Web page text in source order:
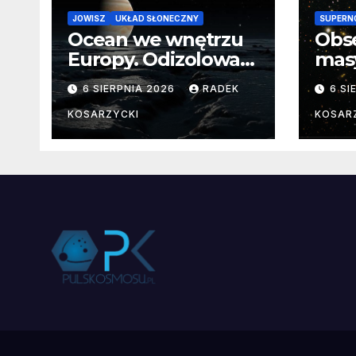
JOWISZ UKŁAD SŁONECZNY
Ocean we wnętrzu
Europy. Odizolowani
przez lodową
barierę
6 SIERPNIA 2026 RADEK
KOSARZYCKI
od
6